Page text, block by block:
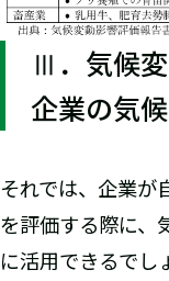
Ⅲ．気候変
企業の気
それでは、企業が
を評価する際に、
に活用できるでし